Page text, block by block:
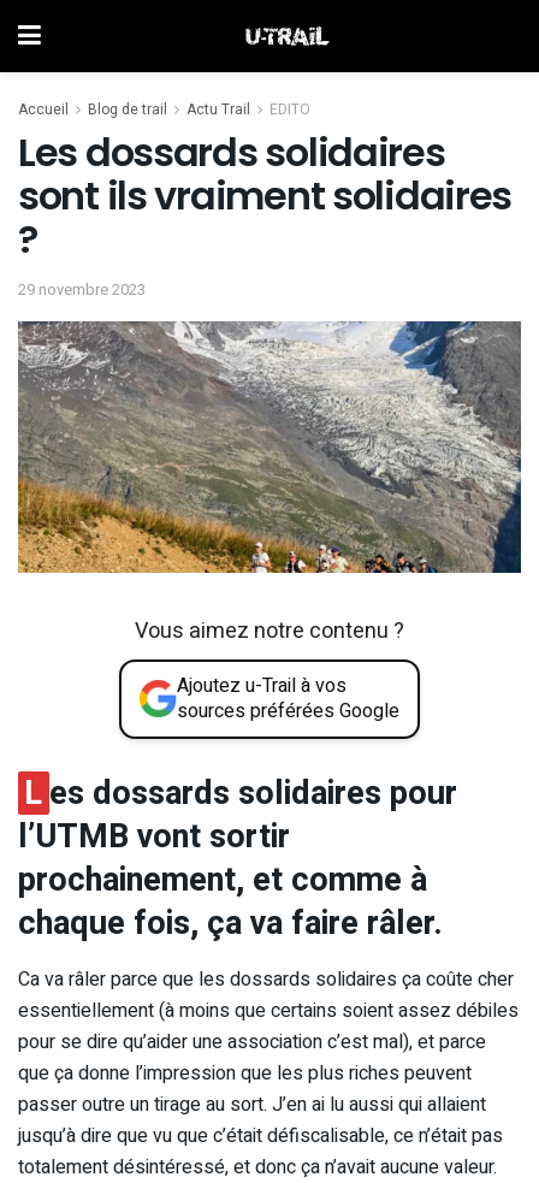
Accueil Blog de trail Actu Trail EDITO
Les dossards solidaires
sont ils vraiment solidaires
?
29 novembre 2023
Vous aimez notre contenu ?
Ajoutez u-Trail à vos
sources préférées Google
Les dossards solidaires pour
l’UTMB vont sortir
prochainement, et comme à
chaque fois, ça va faire râler.
Ca va râler parce que les dossards solidaires ça coûte cher
essentiellement (à moins que certains soient assez débiles
pour se dire qu’aider une association c’est mal), et parce
que ça donne l’impression que les plus riches peuvent
passer outre un tirage au sort. J’en ai lu aussi qui allaient
jusqu’à dire que vu que c’était défiscalisable, ce n’était pas
totalement désintéressé, et donc ça n’avait aucune valeur.